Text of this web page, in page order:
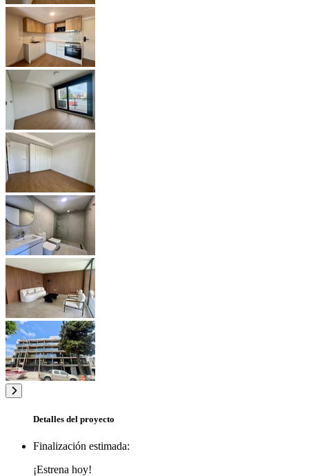
Detalles del proyecto
Finalización estimada:
¡Estrena hoy!